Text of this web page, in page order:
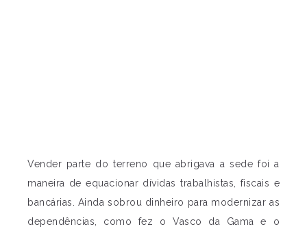
Vender parte do terreno que abrigava a sede foi a
maneira de equacionar dívidas trabalhistas, fiscais e
bancárias. Ainda sobrou dinheiro para modernizar as
dependências, como fez o Vasco da Gama e o